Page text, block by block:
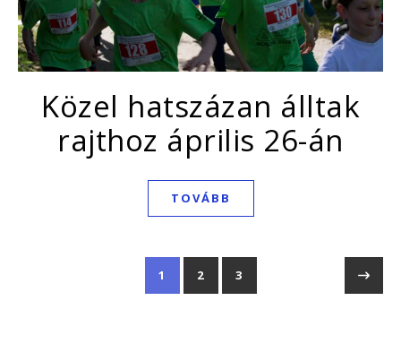
Közel hatszázan álltak
rajthoz április 26-án
TOVÁBB
1 2 3